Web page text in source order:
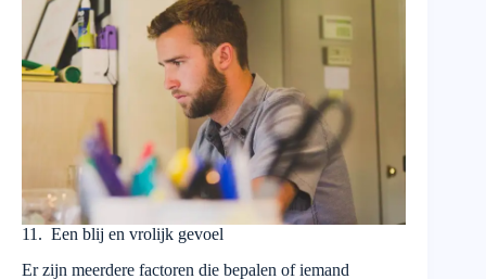
11. Een blij en vrolijk gevoel
Er zijn meerdere factoren die bepalen of iemand